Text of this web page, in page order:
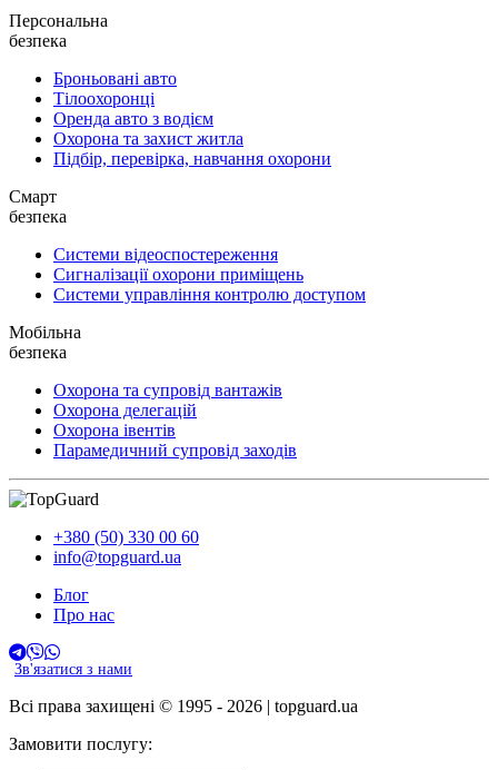
Персональна
безпека
Броньовані авто
Тілоохоронці
Оренда авто з водієм
Охорона та захист житла
Підбір, перевірка, навчання охорони
Смарт
безпека
Системи відеоспостереження
Сигналізації охорони приміщень
Системи управління контролю доступом
Мобільна
безпека
Охорона та супровід вантажів
Охорона делегацій
Охорона івентів
Парамедичний супровід заходів
+380 (50) 330 00 60
info@topguard.ua
Блог
Про нас
Зв'язатися з нами
Всі права захищені © 1995 - 2026 | topguard.ua
Замовити послугу: